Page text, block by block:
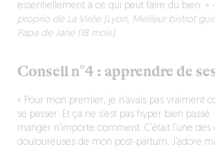
essentiellement à ce qui peut faire du bien. »
proprio de La Virée (Lyon, Meilleur bistrot
Papa de Jane (18 mois).
Conseil n°4 : apprendre de
« Pour mon premier, je n’avais pas vraiment
se passer. Et ça ne s’est pas hyper bien passé :
manger n’importe comment. C’était l’une des
douloureuses de mon post-partum. J’adore